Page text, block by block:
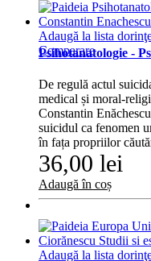
Adaugă la lista
Comparare
Psihotanatologie -
De regulă actul
medical și moral-
Constantin
suicidul ca fenomen
în fața propriilor
36,00 lei
Adaugă în coș
Adaugă la lista